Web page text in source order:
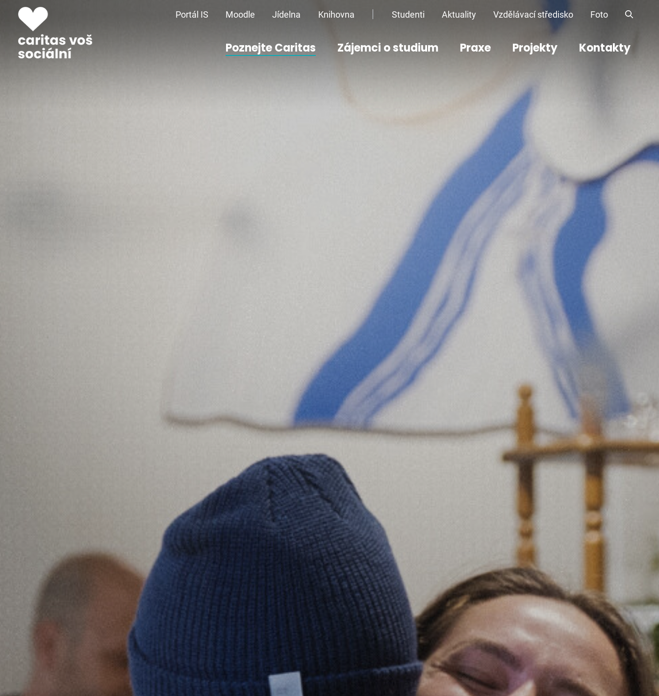
Portál IS Moodle Jídelna Knihovna Oddělovač
Studenti Aktuality Vzdělávací středisko Foto
Poznejte Caritas Zájemci o studium Praxe Projekty Kontakty